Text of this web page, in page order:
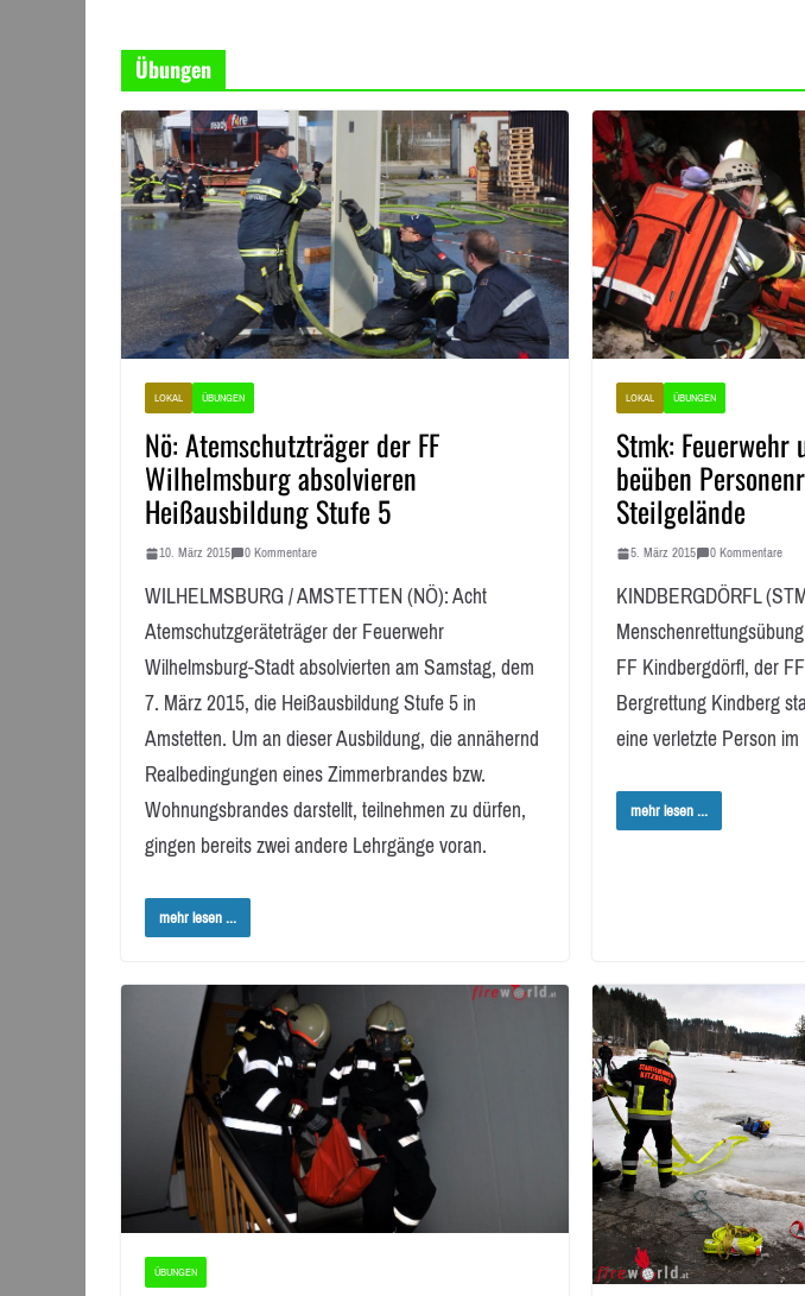
Übungen
LOKAL ÜBUNGEN
Nö: Atemschutzträger der FF
Wilhelmsburg absolvieren
Heißausbildung Stufe 5
10. März 2015 0 Kommentare
WILHELMSBURG / AMSTETTEN (NÖ): Acht
Atemschutzgeräteträger der Feuerwehr
Wilhelmsburg-Stadt absolvierten am Samstag, dem
7. März 2015, die Heißausbildung Stufe 5 in
Amstetten. Um an dieser Ausbildung, die annähernd
Realbedingungen eines Zimmerbrandes bzw.
Wohnungsbrandes darstellt, teilnehmen zu dürfen,
gingen bereits zwei andere Lehrgänge voran.
mehr lesen ...
LOKAL ÜBUNGEN
Stmk:
beüben
Steilgelände
5. März 2015 0 Kommentare
KINDBERGDÖRFL
FF Kindbergdörfl, der
Bergrettung Kindberg
eine verletzte Person
mehr lesen ...
ÜBUNGEN